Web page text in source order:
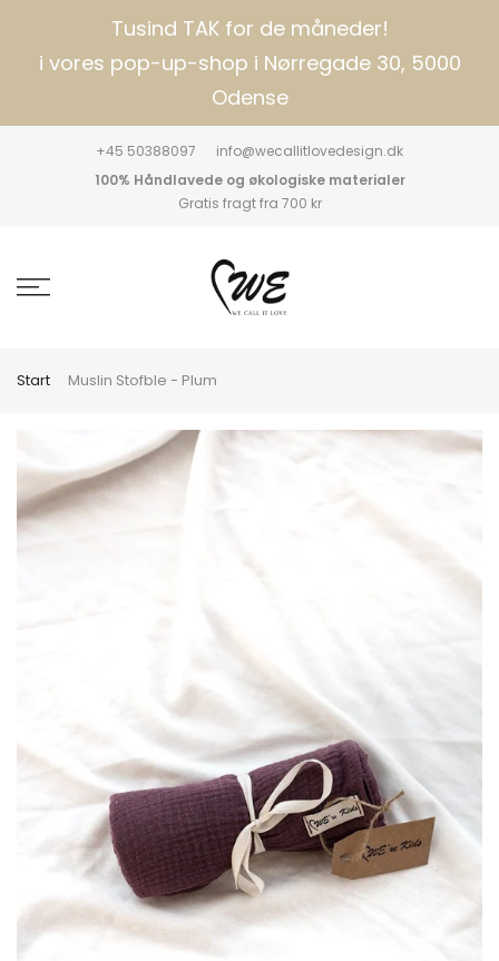
Tusind TAK for de måneder!
i vores pop-up-shop i Nørregade 30, 5000
Odense
+45 50388097
info@wecallitlovedesign.dk
100% Håndlavede og økologiske materialer
Gratis fragt fra 700 kr
Start Muslin Stofble - Plum